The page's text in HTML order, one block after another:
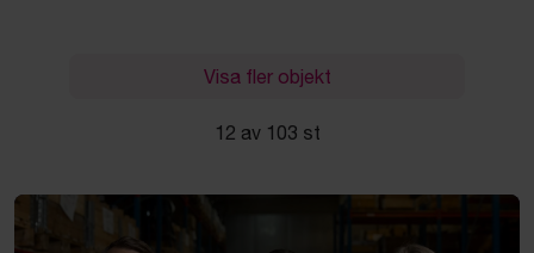
Visa fler objekt
12 av 103 st